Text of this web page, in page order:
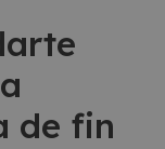
de fin